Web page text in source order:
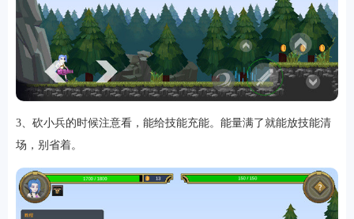
3、砍小兵的时候注意看，能给技能充能。能量满了就能放技能清
场，别省着。